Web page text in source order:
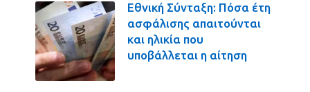
Εθνική Σύνταξη: Πόσα έτη
ασφάλισης απαιτούνται
και ηλικία που
υποβάλλεται η αίτηση